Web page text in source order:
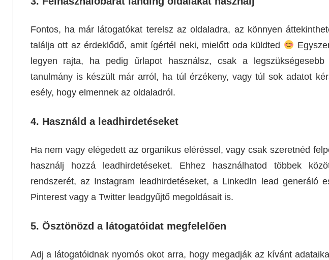
Fontos, ha már látogatókat terelsz az oldaladra, az könnyen
találja ott az érdeklődő, amit ígértél neki, mielőtt oda küldted
legyen rajta, ha pedig űrlapot használsz, csak a
tanulmány is készült már arról, ha túl érzékeny, vagy túl sok adatot
esély, hogy elmennek az oldaladról.
4. Használd a leadhirdetéseket
Ha nem vagy elégedett az organikus eléréssel, vagy csak szeretnéd
használj hozzá leadhirdetéseket. Ehhez használhatod többek
rendszerét, az Instagram leadhirdetéseket, a LinkedIn lead generáló
Pinterest vagy a Twitter leadgyűjtő megoldásait is.
5. Ösztönözd a látogatóidat megfelelően
Adj a látogatóidnak nyomós okot arra, hogy megadják az kívánt